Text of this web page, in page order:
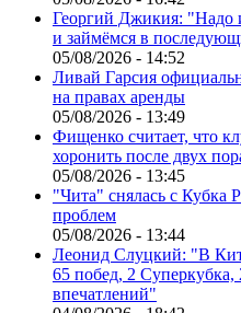
Георгий Джикия: "Надо
и займёмся в
05/08/2026 - 14:52
Ливай Гарсия
на правах аренды
05/08/2026 - 13:49
Фищенко считает, что
хоронить после двух
05/08/2026 - 13:45
"Чита" снялась с Кубка
проблем
05/08/2026 - 13:44
Леонид Слуцкий: "В
65 побед, 2 Суперкубка,
впечатлений"